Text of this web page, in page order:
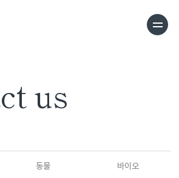
us
동물 바이오